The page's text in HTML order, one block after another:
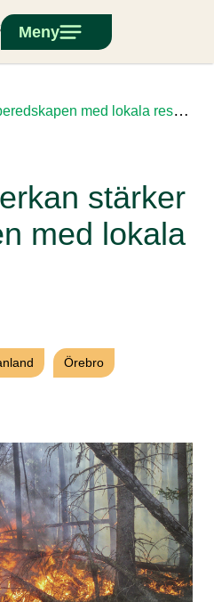
Meny
Brandsamverkan stärker beredskapen med lokala resurser
stärker
med lokala
Örebro